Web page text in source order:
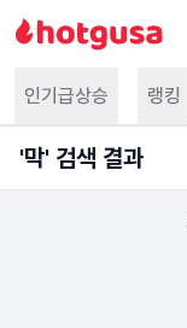
인기급상승 랭킹
'막' 검색 결과